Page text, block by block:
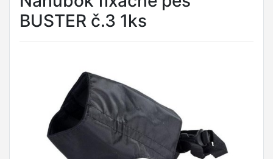
BUSTER č.3 1ks